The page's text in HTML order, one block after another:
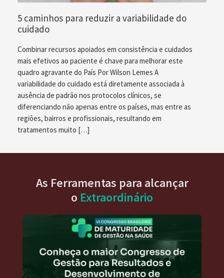
5 caminhos para reduzir a variabilidade do
cuidado
Combinar recursos apoiados em consistência e cuidados
mais efetivos ao paciente é chave para melhorar este
quadro agravante do País Por Wilson Lemes A
variabilidade do cuidado está diretamente associada à
ausência de padrão nos protocolos clínicos, se
diferenciando não apenas entre os países, mas entre as
regiões, bairros e profissionais, resultando em
tratamentos muito […]
As Ferramentas para alcançar
o Extraordinário